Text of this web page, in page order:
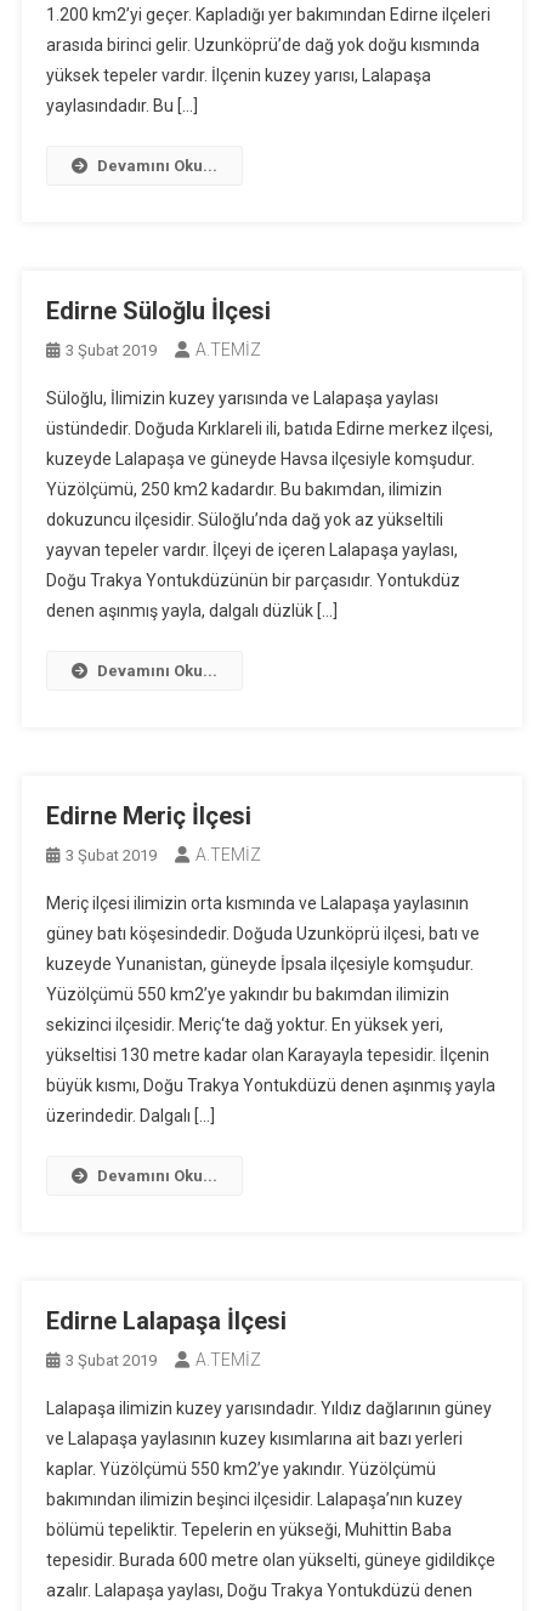
1.200 km2’yi geçer. Kapladığı yer bakımından Edirne ilçeleri
arasıda birinci gelir. Uzunköprü’de dağ yok doğu kısmında
yüksek tepeler vardır. İlçenin kuzey yarısı, Lalapaşa
yaylasındadır. Bu […]
Devamını Oku...
Edirne Süloğlu İlçesi
3 Şubat 2019 A.TEMİZ
Süloğlu, İlimizin kuzey yarısında ve Lalapaşa yaylası
üstündedir. Doğuda Kırklareli ili, batıda Edirne merkez ilçesi,
kuzeyde Lalapaşa ve güneyde Havsa ilçesiyle komşudur.
Yüzölçümü, 250 km2 kadardır. Bu bakımdan, ilimizin
dokuzuncu ilçesidir. Süloğlu’nda dağ yok az yükseltili
yayvan tepeler vardır. İlçeyi de içeren Lalapaşa yaylası,
Doğu Trakya Yontukdüzünün bir parçasıdır. Yontukdüz
denen aşınmış yayla, dalgalı düzlük […]
Devamını Oku...
Edirne Meriç İlçesi
3 Şubat 2019 A.TEMİZ
Meriç ilçesi ilimizin orta kısmında ve Lalapaşa yaylasının
güney batı köşesindedir. Doğuda Uzunköprü ilçesi, batı ve
kuzeyde Yunanistan, güneyde İpsala ilçesiyle komşudur.
Yüzölçümü 550 km2’ye yakındır bu bakımdan ilimizin
sekizinci ilçesidir. Meriç‘te dağ yoktur. En yüksek yeri,
yükseltisi 130 metre kadar olan Karayayla tepesidir. İlçenin
büyük kısmı, Doğu Trakya Yontukdüzü denen aşınmış yayla
üzerindedir. Dalgalı […]
Devamını Oku...
Edirne Lalapaşa İlçesi
3 Şubat 2019 A.TEMİZ
Lalapaşa ilimizin kuzey yarısındadır. Yıldız dağlarının güney
ve Lalapaşa yaylasının kuzey kısımlarına ait bazı yerleri
kaplar. Yüzölçümü 550 km2’ye yakındır. Yüzölçümü
bakımından ilimizin beşinci ilçesidir. Lalapaşa’nın kuzey
bölümü tepeliktir. Tepelerin en yükseği, Muhittin Baba
tepesidir. Burada 600 metre olan yükselti, güneye gidildikçe
azalır. Lalapaşa yaylası, Doğu Trakya Yontukdüzü denen